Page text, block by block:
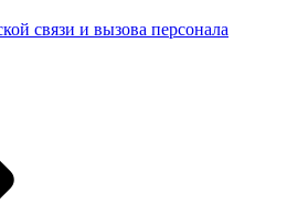
связи и вызова персонала